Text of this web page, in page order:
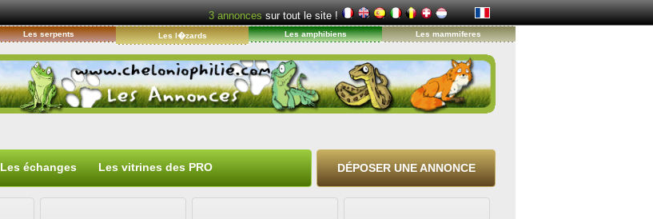
3 annoncessur tout le site !
Les serpents Les l�zards Les amphibiens Les mammiferes
Les échanges Les vitrines des PRO DÉPOSER UNE ANNONCE